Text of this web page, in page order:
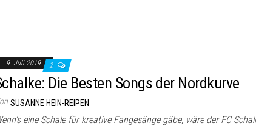
9. Juli 2019 2
Die Besten Songs der Nordkurve
SUSANNE HEIN-REIPEN
eine Schale für kreative Fangesänge gäbe, wäre der FC